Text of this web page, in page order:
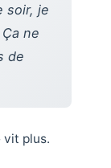
soir, je
ne
de
vit plus.